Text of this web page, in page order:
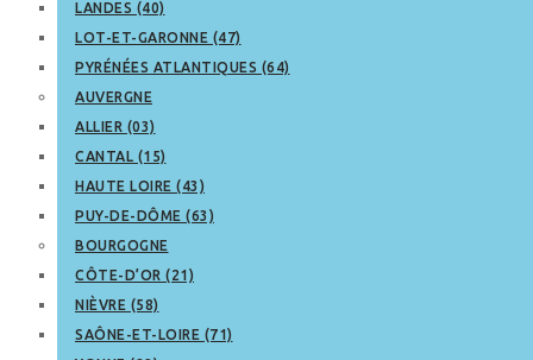
LANDES (40)
LOT-ET-GARONNE (47)
PYRÉNÉES ATLANTIQUES (64)
AUVERGNE
ALLIER (03)
CANTAL (15)
HAUTE LOIRE (43)
PUY-DE-DÔME (63)
BOURGOGNE
CÔTE-D’OR (21)
NIÈVRE (58)
SAÔNE-ET-LOIRE (71)